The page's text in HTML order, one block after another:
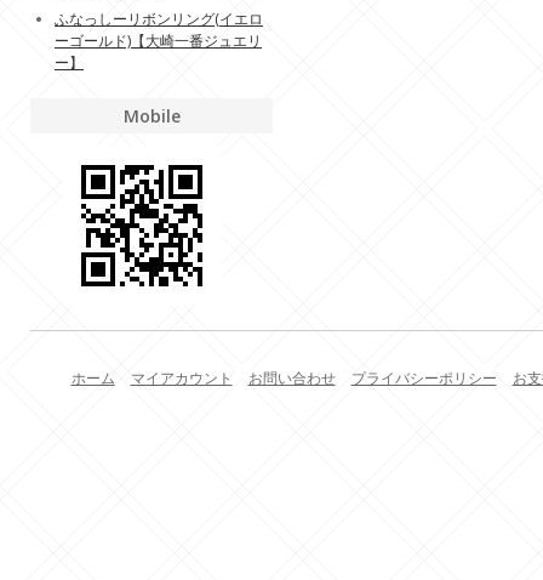
ふなっしーリボンリング(イエロ
ーゴールド)【大崎一番ジュエリ
ー】
Mobile
ホーム マイアカウント お問い合わせ プライバシーポリシー お